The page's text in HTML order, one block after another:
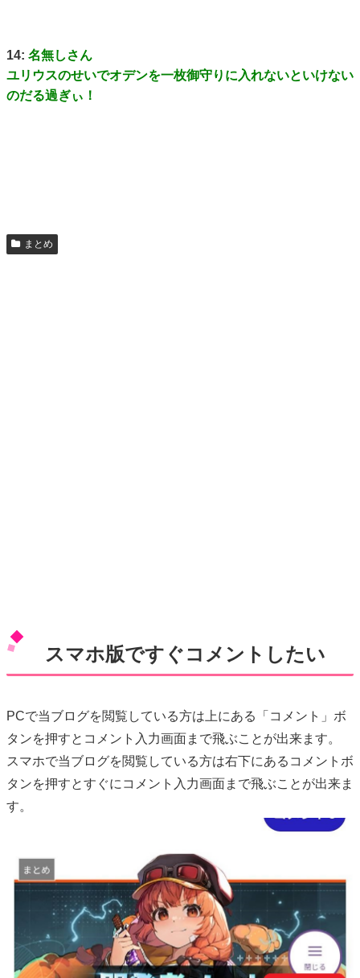
14: 名無しさん
ユリウスのせいでオデンを一枚御守りに入れないといけない
のだる過ぎぃ！
まとめ
スマホ版ですぐコメントしたい
PCで当ブログを閲覧している方は上にある「コメント」ボ
タンを押すとコメント入力画面まで飛ぶことが出来ます。
スマホで当ブログを閲覧している方は右下にあるコメントボ
タンを押すとすぐにコメント入力画面まで飛ぶことが出来ま
す。